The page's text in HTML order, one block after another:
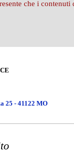
che i contenuti
25 - 41122 MO